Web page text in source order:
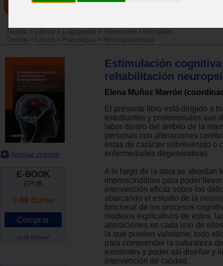
Tienda > Libros > Logopedia > Generales / Manuales
Tienda
> Libros > Psicología > Neuropsicología
Ampliar imagen
E-BOOK
EPUB
9.99 Euros
11.09 Dólares*
Estimulación
rehabilitación
Elena Muñoz Marrón
El presente libro está dirigido a
estudiantes y profesionales que
labor dentro del ámbito de la
personas con alteraciones
éstas de carácter sobrevenido o
enfermedades degenerativas.
A lo largo de la obra se abordan
imprescindibles para poder
intervención eficaz sobre los
abarcando el estudio de la
funcional de los procesos
modelos explicativos de estos,
alteraciones en cada uno de
la que pueden valorarse, todo
para comprender la naturaleza
existentes y poder así diseñar y
intervención de calidad.